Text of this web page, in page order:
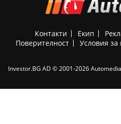
Контакти Екип
Поверителност
Условия за
Investor.BG AD © 2001-2026